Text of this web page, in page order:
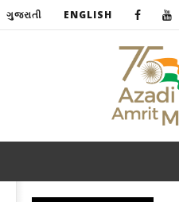
ગુજરાતી ENGLISH